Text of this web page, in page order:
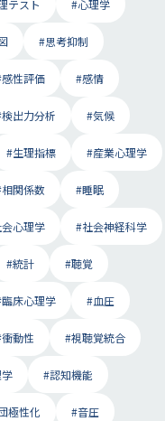
テスト #心理学
#思考抑制
性評価 #感情
出力分析 #気候
#生理指標 #産業心理学
関係数 #睡眠
心理学 #社会神経科学
#統計 #聴覚
床心理学 #血圧
動性 #視聴覚統合
#認知機能
極性化 #音圧